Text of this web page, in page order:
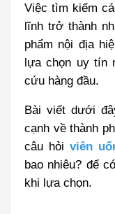
Việc tìm kiếm
lĩnh trở thành
phẩm nội địa
lựa chọn uy tín
cứu hàng đầu.
Bài viết dưới
cạnh về thành
câu hỏi viên
bao nhiêu? để
khi lựa chọn.